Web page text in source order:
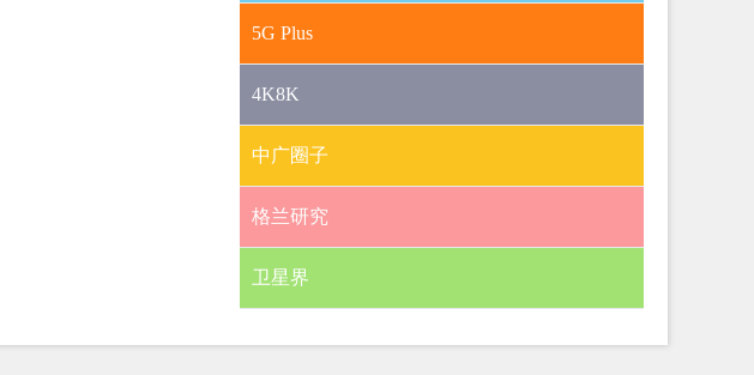
5G Plus
4K8K
中广圈子
格兰研究
卫星界